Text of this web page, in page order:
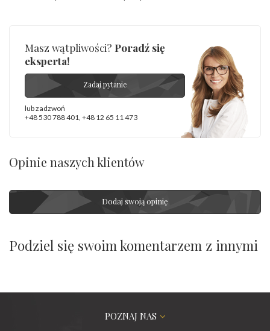
Masz wątpliwości? Poradź się
eksperta!
Zadaj pytanie
lub zadzwoń
+48 530 788 401, +48 12 65 11 473
Opinie naszych klientów
Dodaj swoją opinię
Podziel się swoim komentarzem z innymi
POZNAJ NAS